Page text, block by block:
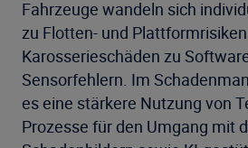
Fahrzeuge wandeln sich
zu Flotten- und
Karosserieschäden zu
Sensorfehlern. Im
es eine stärkere Nutzung von
Prozesse für den Umgang mit